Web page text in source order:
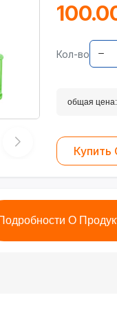
Кол-во
общая цена:
Купить
О